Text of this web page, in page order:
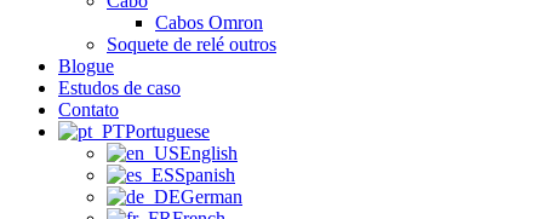
Cabos Omron
Soquete de relé outros
Blogue
Estudos de caso
Contato
Portuguese
English
Spanish
German